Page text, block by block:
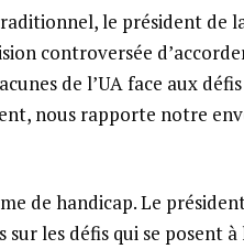
le président de
controversée
de l’UA face aux
nous rapporte notre
de handicap. Le
sur les défis qui se posent